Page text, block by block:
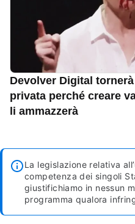
Devolver Digital
privata perché creare
li ammazzerà
La legislazione relativa
competenza dei singoli
giustifichiamo in nessun
programma qualora